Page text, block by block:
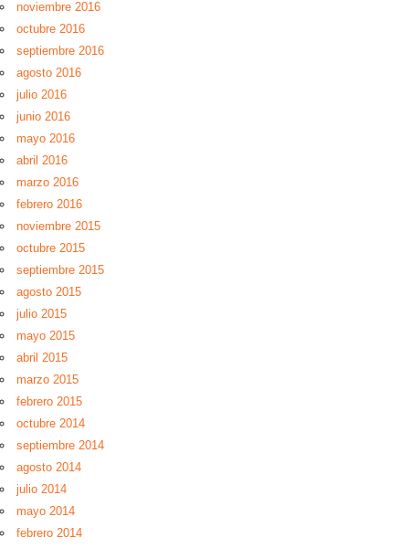
noviembre 2016
octubre 2016
septiembre 2016
agosto 2016
julio 2016
junio 2016
mayo 2016
abril 2016
marzo 2016
febrero 2016
noviembre 2015
octubre 2015
septiembre 2015
agosto 2015
julio 2015
mayo 2015
abril 2015
marzo 2015
febrero 2015
octubre 2014
septiembre 2014
agosto 2014
julio 2014
mayo 2014
febrero 2014